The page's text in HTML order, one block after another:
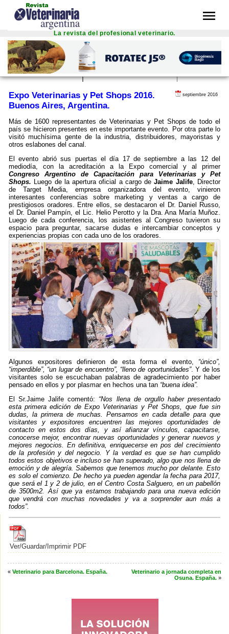
menu
La revista del profesional veterinario.
septiembre 2016
Expo Veterinarias y Pet Shops 2016.
Buenos Aires, Argentina.
Más de 1600 representantes de Veterinarias y Pet Shops de todo el
país se hicieron presentes en este importante evento. Por otra parte lo
visitó muchísima gente de la industria, distribuidores, mayoristas y
otros eslabones del canal.
El evento abrió sus puertas el día 17 de septiembre a las 12 del
mediodía, con la acreditación a la Expo comercial y al primer
Congreso Argentino de Capacitación para Veterinarias y Pet
Shops. Luego de la apertura oficial a cargo deJaime Jalife, Director
de Target Media, empresa organizadora del evento, vinieron
interesantes conferencias sobre marketing y ventas a cargo de
prestigiosos oradores. Entre ellos, se destacaron el Dr. Daniel Russo,
el Dr. Daniel Pampín, el Lic. Helio Perotto y la Dra. Ana María Muñoz.
Luego de cada conferencia, los asistentes al Congreso tuvieron su
espacio para preguntar, sacarse dudas e intercambiar conceptos y
experiencias propias con cada uno de los oradores.
Algunos expositores definieron de esta forma el evento, “único”,
“imperdible”, “un lugar de encuentro”, “lleno de oportunidades”. Y de los
visitantes solo se escuchaban palabras de agradecimiento por haber
pensado en ellos y por plasmar en hechos una tan “buena idea”.
El Sr.Jaime Jalife comentó: “Nos llena de orgullo haber presentado
esta primera edición de Expo Veterinarias y Pet Shops, que fue sin
dudas, la primera de muchas. Pensamos en cada detalle para que
visitantes y expositores encuentren las mejores oportunidades de
contacto en estos dos días, y así afianzar vínculos, capacitarse,
conocerse mejor, encontrar nuevas oportunidades y generar nuevos y
mejores negocios. En definitiva, enriquecerse en pos del crecimiento
de la profesión y del negocio. Y la verdad es que se han cumplido
todos estos objetivos e incluso se han superado, algo que nos llena de
emoción y de alegría. Sabemos que tenemos mucho por delante. Esto
es solo el comienzo. De hecho ya pueden agendar la fecha para 2017,
que será el 1 y 2 de julio, en el Centro Costa Salguero, en un pabellón
de 3500m2. Así que ya estamos trabajando para una nueva edición
que vendrá con muchas novedades y va a sorprender aun más a
todos”.
Ver/Guardar/Imprimir PDF
« Veterinario para Barcelona. España.
Veterinario a jornada completa en
Osuna. España. »
this translation
feedback will be used to help improve Google Translate